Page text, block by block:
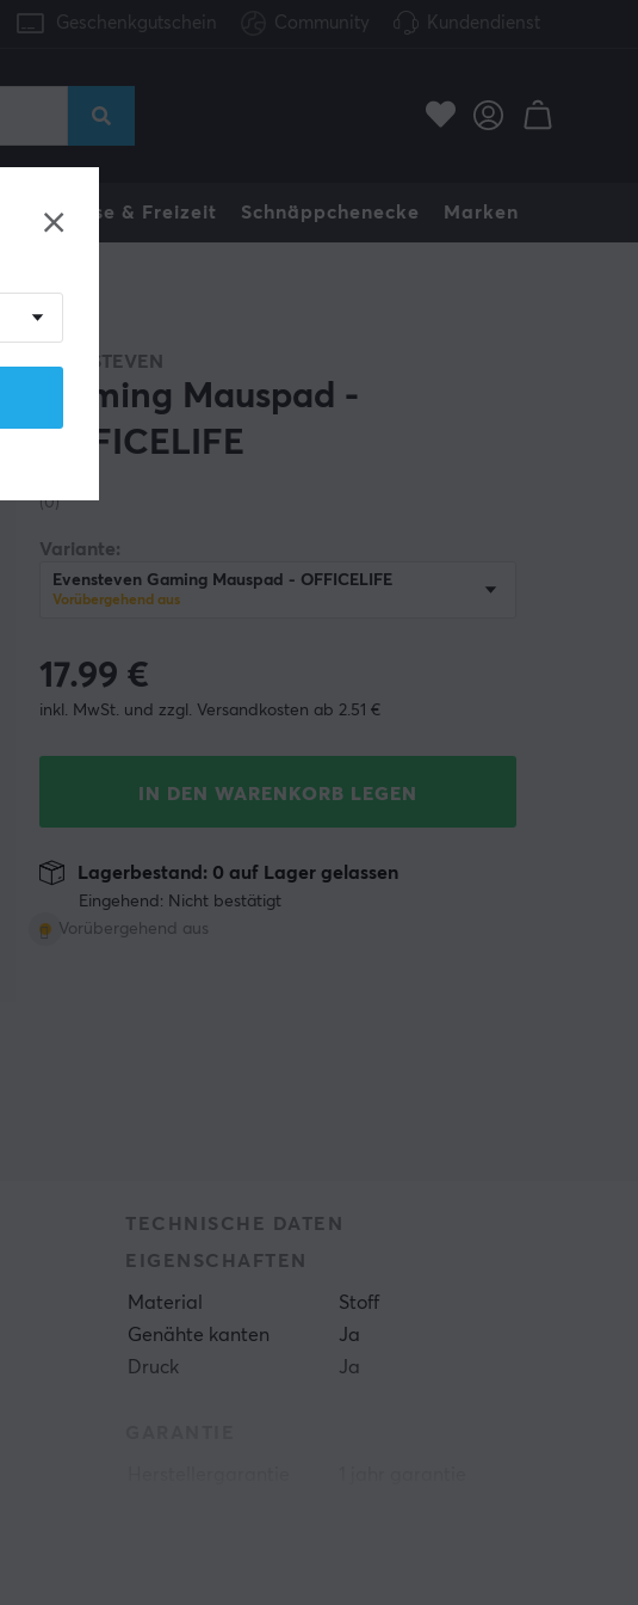
Geschenkgutschein Community Kundendienst
Zuhause & Freizeit Schnäppchenecke Marken
EVENSTEVEN
Gaming Mauspad -
OFFICELIFE
(0)
Variante:
Evensteven Gaming Mauspad - OFFICELIFE
Vorübergehend aus
17.99 €
inkl. MwSt. und zzgl. Versandkosten ab 2.51 €
IN DEN WARENKORB LEGEN
Eingehend: Nicht bestätigt
Vorübergehend aus
Lagerbestand: 0 auf Lager gelassen
TECHNISCHE DATEN
EIGENSCHAFTEN
Material
Stoff
Genähte kanten
Ja
Druck
Ja